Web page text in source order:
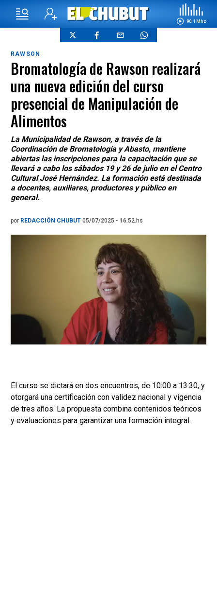
90.1 Mhz
RAWSON
Bromatología de Rawson realizará
una nueva edición del curso
presencial de Manipulación de
Alimentos
La Municipalidad de Rawson, a través de la
Coordinación de Bromatología y Abasto, mantiene
abiertas las inscripciones para la capacitación que se
llevará a cabo los sábados 19 y 26 de julio en el Centro
Cultural José Hernández. La formación está destinada
a docentes, auxiliares, productores y público en
general.
por REDACCIÓN CHUBUT 05/07/2025 - 16.52.hs
El curso se dictará en dos encuentros, de 10:00 a 13:30, y
otorgará una certificación con validez nacional y vigencia
de tres años. La propuesta combina contenidos teóricos
y evaluaciones para garantizar una formación integral.